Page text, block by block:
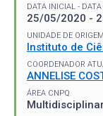
DATA INICIAL - DATA
25/05/2020 -
UNIDADE DE ORIGEM
Instituto de
COORDENADOR
ANNELISE
ÁREA CNPQ
Multidisciplinar